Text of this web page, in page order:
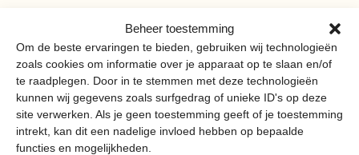
Beheer toestemming
Om de beste ervaringen te bieden, gebruiken wij technologieën
zoals cookies om informatie over je apparaat op te slaan en/of
te raadplegen. Door in te stemmen met deze technologieën
kunnen wij gegevens zoals surfgedrag of unieke ID's op deze
site verwerken. Als je geen toestemming geeft of je toestemming
intrekt, kan dit een nadelige invloed hebben op bepaalde
functies en mogelijkheden.